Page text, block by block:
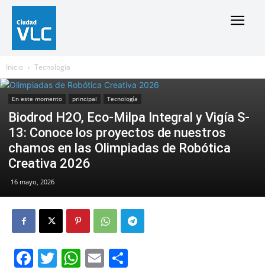
Inicio Tecnología
En este momento principal Tecnología
Biodrod H2O, Eco-Milpa Integral y Vigía S-
13: Conoce los proyectos de nuestros
chamos en las Olimpiadas de Robótica
Creativa 2026
16 mayo, 2026
Facebook
Twitter
WhatsApp
Email